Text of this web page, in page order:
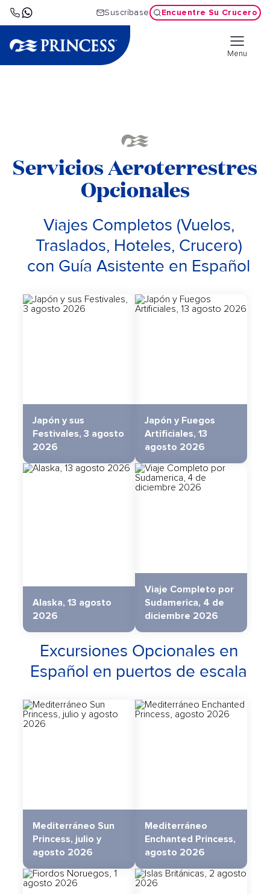
Suscríbase Encuentre Su Crucero
Menu
Servicios Aeroterrestres
Opcionales
Viajes Completos (Vuelos,
Traslados, Hoteles, Crucero)
con Guía Asistente en Español
Japón y sus
Festivales, 3 agosto
2026
Japón y Fuegos
Artificiales, 13
agosto 2026
Alaska, 13 agosto
2026
Viaje Completo por
Sudamerica, 4 de
diciembre 2026
Excursiones Opcionales en
Español en puertos de escala
Mediterráneo Sun
Princess, julio y
agosto 2026
Mediterráneo
Enchanted Princess,
agosto 2026